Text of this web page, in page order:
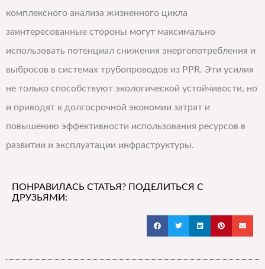
комплексного анализа жизненного цикла
заинтересованные стороны могут максимально
использовать потенциал снижения энергопотребления и
выбросов в системах трубопроводов из PPR. Эти усилия
не только способствуют экологической устойчивости, но
и приводят к долгосрочной экономии затрат и
повышению эффективности использования ресурсов в
развитии и эксплуатации инфраструктуры.
ПОНРАВИЛАСЬ СТАТЬЯ? ПОДЕЛИТЬСЯ С
ДРУЗЬЯМИ: